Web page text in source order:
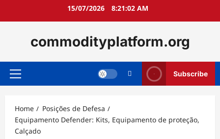
15/07/2026 8:21:03 AM
commodityplatform.org
Primary
Subscribe
Home
Posições de Defesa
Equipamento Defender: Kits, Equipamento de proteção,
Calçado